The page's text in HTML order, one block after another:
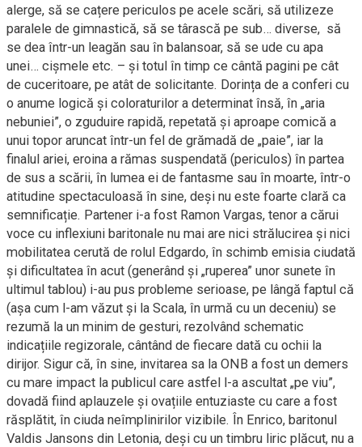
alerge, să se cațere periculos pe acele scări, să utilizeze
paralele de gimnastică, să se târască pe sub… diverse, să
se dea într-un leagăn sau în balansoar, să se ude cu apa
unei… cișmele etc. – și totul în timp ce cântă pagini pe cât
de cuceritoare, pe atât de solicitante. Dorința de a conferi cu
o anume logică și coloraturilor a determinat însă, în „aria
nebuniei”, o zguduire rapidă, repetată și aproape comică a
unui topor aruncat într-un fel de grămadă de „paie”, iar la
finalul ariei, eroina a rămas suspendată (periculos) în partea
de sus a scării, în lumea ei de fantasme sau în moarte, într-o
atitudine spectaculoasă în sine, deși nu este foarte clară ca
semnificație. Partener i-a fost Ramon Vargas, tenor a cărui
voce cu inflexiuni baritonale nu mai are nici strălucirea și nici
mobilitatea cerută de rolul Edgardo, în schimb emisia ciudată
și dificultatea în acut (generând și „ruperea” unor sunete în
ultimul tablou) i-au pus probleme serioase, pe lângă faptul că
(așa cum l-am văzut și la Scala, în urmă cu un deceniu) se
rezumă la un minim de gesturi, rezolvând schematic
indicațiile regizorale, cântând de fiecare dată cu ochii la
dirijor. Sigur că, în sine, invitarea sa la ONB a fost un demers
cu mare impact la publicul care astfel l-a ascultat „pe viu”,
dovadă fiind aplauzele și ovațiile entuziaste cu care a fost
răsplătit, în ciuda neîmplinirilor vizibile. În Enrico, baritonul
Valdis Jansons din Letonia, deși cu un timbru liric plăcut, nu a